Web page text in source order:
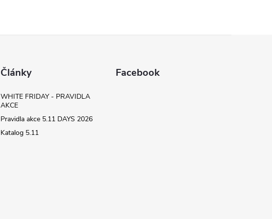
Články
WHITE FRIDAY - PRAVIDLA
AKCE
Pravidla akce 5.11 DAYS 2026
Katalog 5.11
Facebook